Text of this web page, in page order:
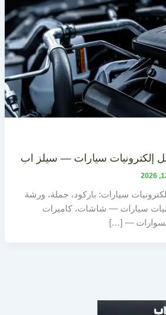
إلكترونيات سيارات — سيلز اب
سيارات: باركود، جملة، ورشة
سيارات — شاشات، كاميرات
— […]